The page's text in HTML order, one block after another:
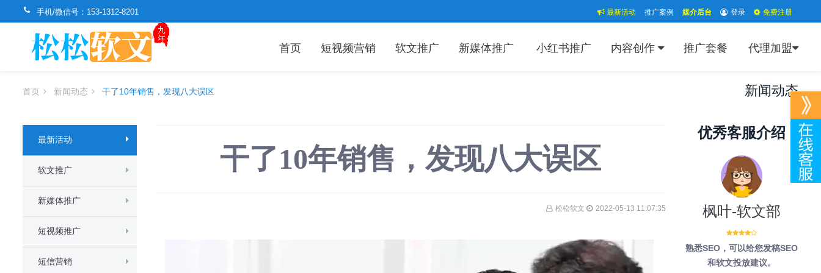
手机/微信号： 153-1312-8201 最新活动 推广案例 媒介后台 登录 免费注册
首页 短视频营销 软文推广 新媒体推广 小红书推广 内容创作 推广套餐 代理加盟
首页 新闻动态 干了10年销售，发现八大误区 新闻动态
最新活动
软文推广
新媒体推广
短视频推广
短信营销
干了10年销售，发现八大误区
松松软文 2022-05-13 11:07:35
优秀客服介绍
枫叶-软文部
熟悉SEO，可以给您发稿SEO
和软文投放建议。